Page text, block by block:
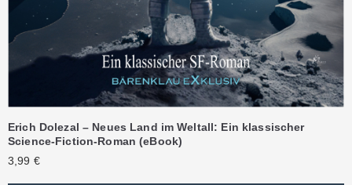
Erich Dolezal – Neues Land im Weltall: Ein klassischer
Science-Fiction-Roman (eBook)
3,99 €